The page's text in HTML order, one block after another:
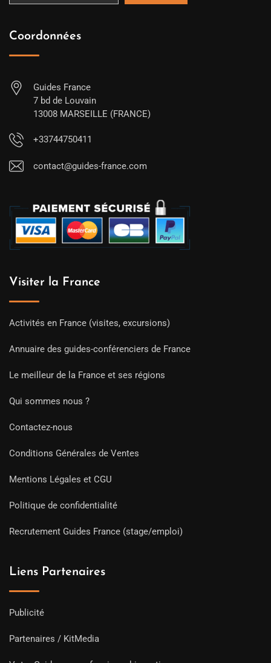
Coordonnées
Guides France
7 bd de Louvain
13008 MARSEILLE (FRANCE)
+33744750411
contact@guides-france.com
Visiter la France
Activités en France (visites, excursions)
Annuaire des guides-conférenciers de France
Le meilleur de la France et ses régions
Qui sommes nous ?
Contactez-nous
Conditions Générales de Ventes
Mentions Légales et CGU
Politique de confidentialité
Recrutement Guides France (stage/emploi)
Liens Partenaires
Publicité
Partenaires / KitMedia